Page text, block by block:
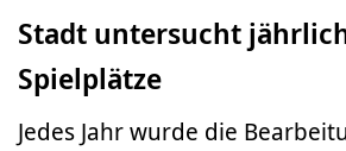
Stadt untersucht
Spielplätze
Jedes Jahr wurde die